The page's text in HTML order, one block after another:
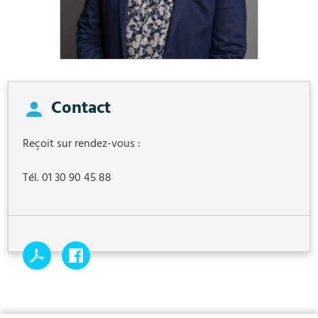
Contact
Reçoit sur rendez-vous :
Tél. 01 30 90 45 88